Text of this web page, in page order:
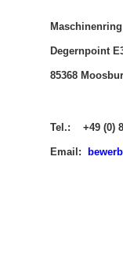
Degernpoint
85368
Tel.: +49 (0)
Email: b